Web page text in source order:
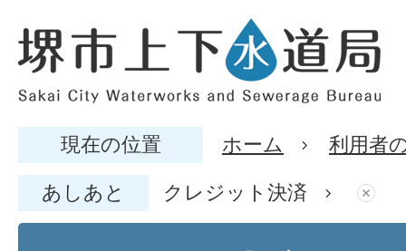
現在の位置 ホーム 利用者
あしあと クレジット決済